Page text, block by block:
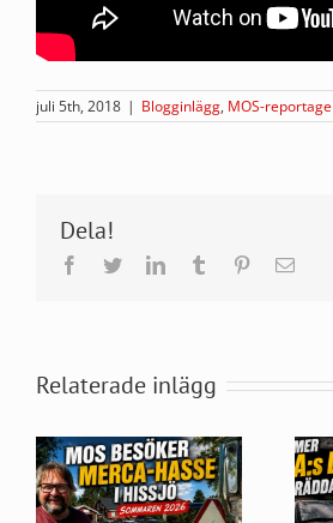
juli 5th, 2018 | Blogginlägg, MOS-reportage
Dela!
Facebook
TwitterLinkedInTumblr Pinterest
E-
Relaterade inlägg